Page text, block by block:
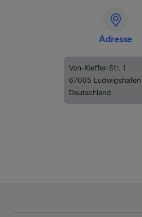
Adresse
Von-Kieffer-Str. 1
67065 Ludwigshafen
Deutschland